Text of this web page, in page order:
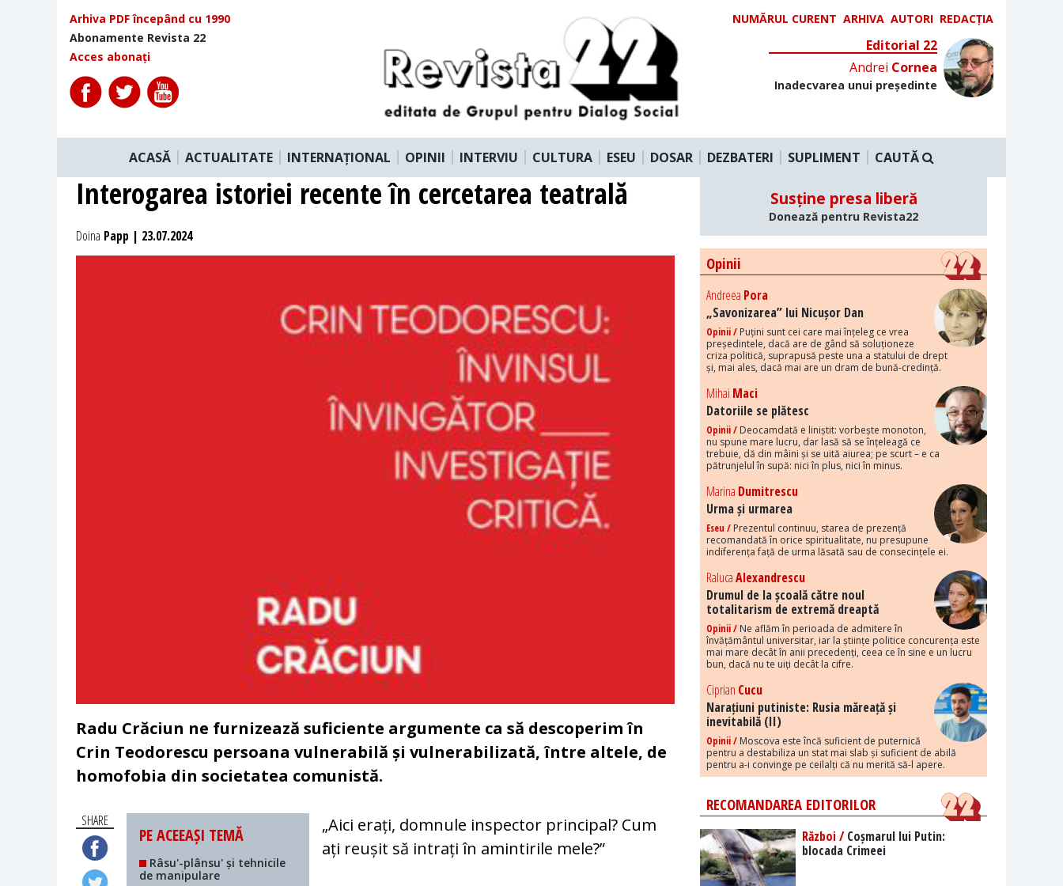
Arhiva PDF începând cu 1990
Abonamente Revista 22
Acces abonați
NUMĂRUL CURENT ARHIVA AUTORI REDACȚIA
Editorial 22
Andrei Cornea
Inadecvarea unui președinte
ACASĂ ACTUALITATE INTERNAȚIONAL OPINII INTERVIU CULTURA ESEU DOSAR DEZBATERI SUPLIMENT CAUTĂ
Interogarea istoriei recente în cercetarea teatrală
Doina Papp | 23.07.2024
Radu Crăciun ne furnizează suficiente argumente ca să descoperim în
Crin Teodorescu persoana vulnerabilă și vulnerabilizată, între altele, de
homofobia din societatea comunistă.
SHARE
PE ACEEAȘI TEMĂ
Râsu'-plânsu' și tehnicile
de manipulare
„Aici erați, domnule inspector principal? Cum
ați reușit să intrați în amintirile mele?”
Susține presa liberă
Donează pentru Revista22
Opinii
Andreea Pora
„Savonizarea” lui Nicușor Dan
Opinii / Puțini sunt cei care mai înțeleg ce vrea
președintele, dacă are de gând să soluționeze
criza politică, suprapusă peste una a statului de drept
și, mai ales, dacă mai are un dram de bună-credință.
Mihai Maci
Datoriile se plătesc
Opinii / Deocamdată e liniștit: vorbește monoton,
nu spune mare lucru, dar lasă să se înțeleagă ce
trebuie, dă din mâini și se uită aiurea; pe scurt – e ca
pătrunjelul în supă: nici în plus, nici în minus.
Marina Dumitrescu
Urma și urmarea
Eseu / Prezentul continuu, starea de prezență
recomandată în orice spiritualitate, nu presupune
indiferența față de urma lăsată sau de consecințele ei.
RalucaAlexandrescu
Drumul de la școală către noul
totalitarism de extremă dreaptă
Opinii / Ne aflăm în perioada de admitere în
învățământul universitar, iar la științe politice concurența este
mai mare decât în anii precedenți, ceea ce în sine e un lucru
bun, dacă nu te uiți decât la cifre.
Ciprian Cucu
Narațiuni putiniste: Rusia măreață și
inevitabilă (II)
Opinii / Moscova este încă suficient de puternică
pentru a destabiliza un stat mai slab și suficient de abilă
pentru a-i convinge pe ceilalți că nu merită să-l apere.
RECOMANDAREA EDITORILOR
Război /Coșmarul lui Putin:
blocada Crimeei